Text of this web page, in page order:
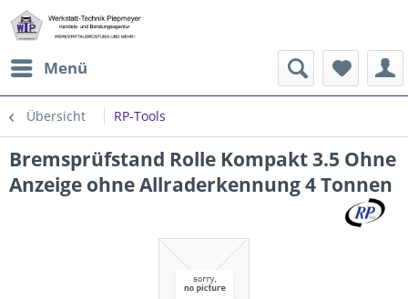
Menü
Übersicht RP-Tools
Bremsprüfstand Rolle Kompakt 3.5 Ohne
Anzeige ohne Allraderkennung 4 Tonnen